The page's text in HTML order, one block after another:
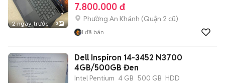
2 ngày trước 3
7.800.000 đ
Phường An Khánh (Quận 2 cũ)
1 đã bán
Dell Inspiron 14-3452 N3700
4GB/500GB Đen
Intel Pentium 4 GB 500 GB HDD